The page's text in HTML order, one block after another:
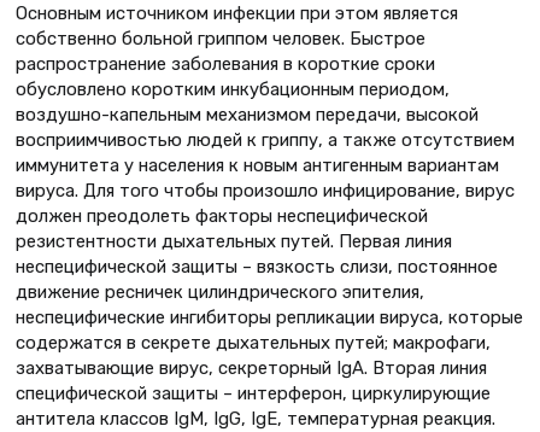
Основным источником инфекции при этом является
собственно больной гриппом человек. Быстрое
распространение заболевания в короткие сроки
обусловлено коротким инкубационным периодом,
воздушно-капельным механизмом передачи, высокой
восприимчивостью людей к гриппу, а также отсутствием
иммунитета у населения к новым антигенным вариантам
вируса. Для того чтобы произошло инфицирование, вирус
должен преодолеть факторы неспецифической
резистентности дыхательных путей. Первая линия
неспецифической защиты – вязкость слизи, постоянное
движение ресничек цилиндрического эпителия,
неспецифические ингибиторы репликации вируса, которые
содержатся в секрете дыхательных путей; макрофаги,
захватывающие вирус, секреторный ІgА. Вторая линия
специфической защиты – интерферон, циркулирующие
антитела классов IgМ, IgG, ІgЕ, температурная реакция.